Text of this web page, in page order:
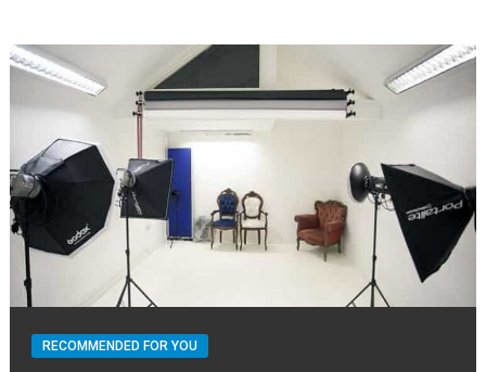
RECOMMENDED FOR YOU